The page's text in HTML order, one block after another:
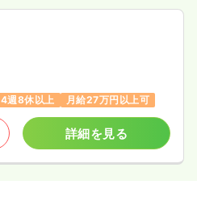
4週8休以上 月給27万円以上可
詳細を見る